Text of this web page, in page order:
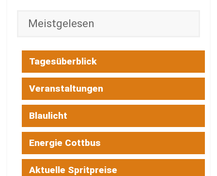
Meistgelesen
Tagesüberblick
Veranstaltungen
Blaulicht
Energie Cottbus
Aktuelle Spritpreise